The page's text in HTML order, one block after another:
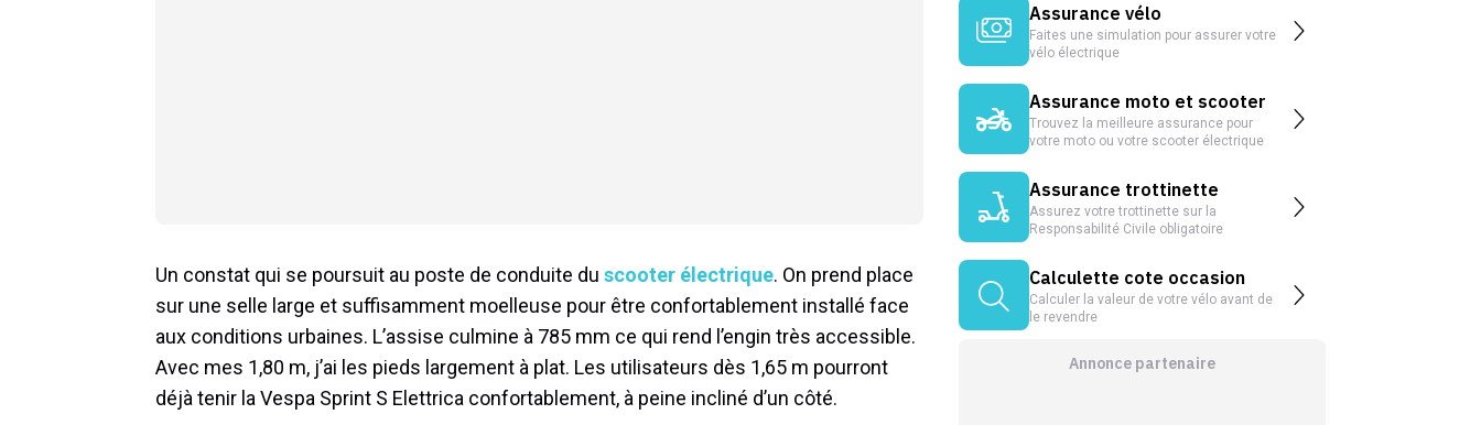
Un constat qui se poursuit au poste de conduite du scooter électrique. On prend place
sur une selle large et suffisamment moelleuse pour être confortablement installé face
aux conditions urbaines. L’assise culmine à 785 mm ce qui rend l’engin très accessible.
Avec mes 1,80 m, j’ai les pieds largement à plat. Les utilisateurs dès 1,65 m pourront
déjà tenir la Vespa Sprint S Elettrica confortablement, à peine incliné d’un côté.
Assurance vélo
Faites une simulation pour assurer votre
vélo électrique
Assurance moto et scooter
Trouvez la meilleure assurance pour
votre moto ou votre scooter électrique
Assurance trottinette
Assurez votre trottinette sur la
Responsabilité Civile obligatoire
Calculette cote occasion
Calculer la valeur de votre vélo avant de
le revendre
Annonce partenaire